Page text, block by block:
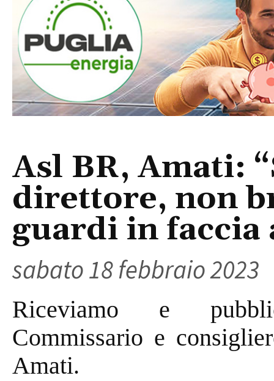
Asl BR, Amati:
direttore, non
guardi in faccia
sabato 18 febbraio 2023
Riceviamo e
Commissario e
Amati.